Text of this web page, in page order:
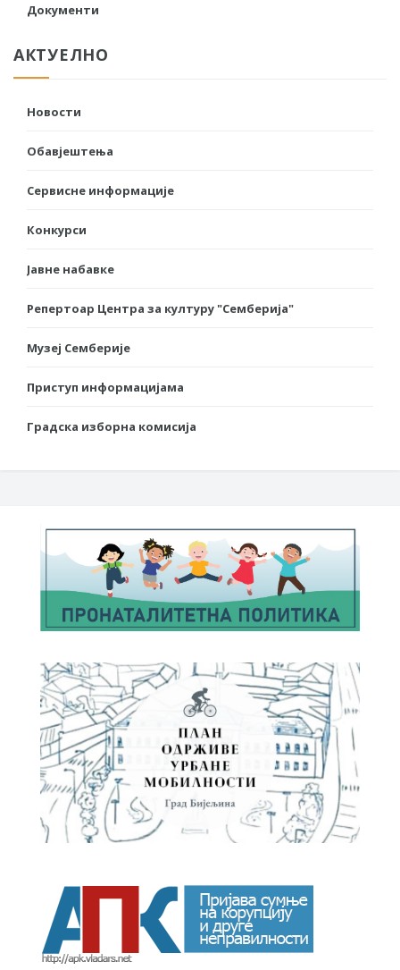
Документи
АКТУЕЛНО
Новости
Обавјештења
Сервисне информације
Конкурси
Јавне набавке
Репертоар Центра за културу "Семберија"
Музеј Семберије
Приступ информацијама
Градска изборна комисија